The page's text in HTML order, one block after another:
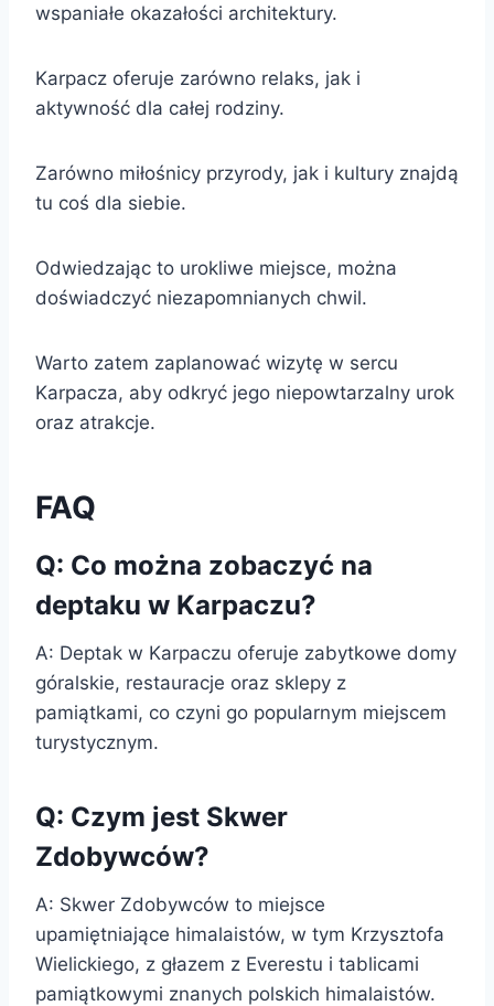
wspaniałe okazałości architektury.
Karpacz oferuje zarówno relaks, jak i
aktywność dla całej rodziny.
Zarówno miłośnicy przyrody, jak i kultury znajdą
tu coś dla siebie.
Odwiedzając to urokliwe miejsce, można
doświadczyć niezapomnianych chwil.
Warto zatem zaplanować wizytę w sercu
Karpacza, aby odkryć jego niepowtarzalny urok
oraz atrakcje.
FAQ
Q: Co można zobaczyć na
deptaku w Karpaczu?
A: Deptak w Karpaczu oferuje zabytkowe domy
góralskie, restauracje oraz sklepy z
pamiątkami, co czyni go popularnym miejscem
turystycznym.
Q: Czym jest Skwer
Zdobywców?
A: Skwer Zdobywców to miejsce
upamiętniające himalaistów, w tym Krzysztofa
Wielickiego, z głazem z Everestu i tablicami
pamiątkowymi znanych polskich himalaistów.